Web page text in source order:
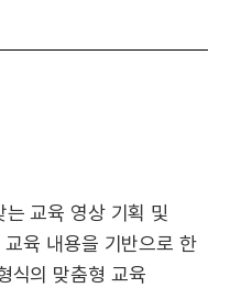
교육 영상 기획 및
육 내용을 기반으로 한
식의 맞춤형 교육